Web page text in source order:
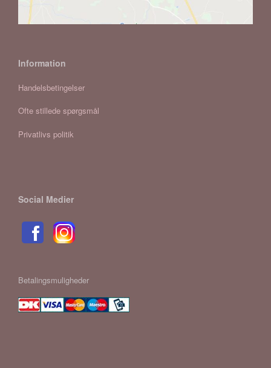
Information
Handelsbetingelser
Ofte stillede spørgsmål
Privatlivs politik
Social Medier
Betalingsmuligheder